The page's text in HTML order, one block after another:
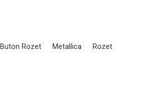
Buton Rozet Metallica Rozet